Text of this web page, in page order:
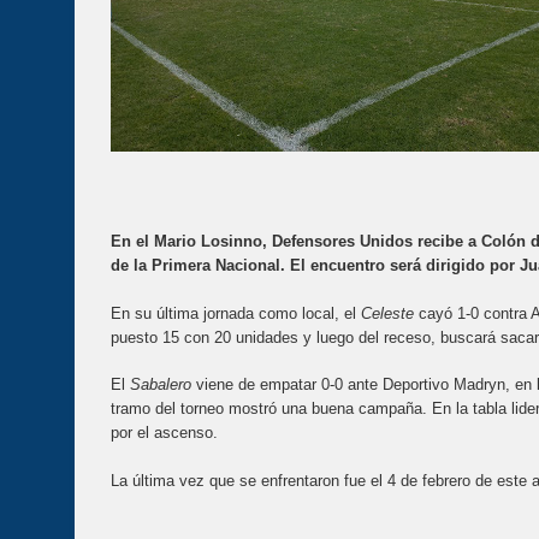
En el Mario Losinno, Defensores Unidos recibe a Colón
de la Primera Nacional. El encuentro será dirigido por
En su última jornada como local, el Celeste cayó 1-0 contra
puesto 15 con 20 unidades y luego del receso, buscará
El Sabalero viene de empatar 0-0 ante Deportivo Madryn,
tramo del torneo mostró una buena campaña. En la tabla
por el ascenso.
La última vez que se enfrentaron fue el 4 de febrero de este